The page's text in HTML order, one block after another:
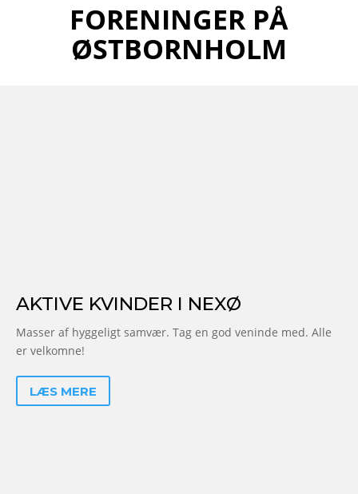
FORENINGER PÅ
ØSTBORNHOLM
AKTIVE KVINDER I NEXØ
Masser af hyggeligt samvær. Tag en god veninde med. Alle
er velkomne!
LÆS MERE